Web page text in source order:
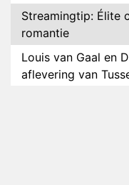
Streamingtip: Élite
romantie
Louis van Gaal en
aflevering van